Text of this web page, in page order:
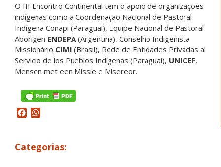
O III Encontro Continental tem o apoio de organizações
indígenas como a Coordenação Nacional de Pastoral
Indígena Conapi (Paraguai), Equipe Nacional de Pastoral
Aborigen ENDEPA (Argentina), Conselho Indigenista
Missionário CIMI (Brasil), Rede de Entidades Privadas al
Servicio de los Pueblos Indígenas (Paraguai), UNICEF,
Mensen met een Missie e Misereor.
Facebook
Categorias: